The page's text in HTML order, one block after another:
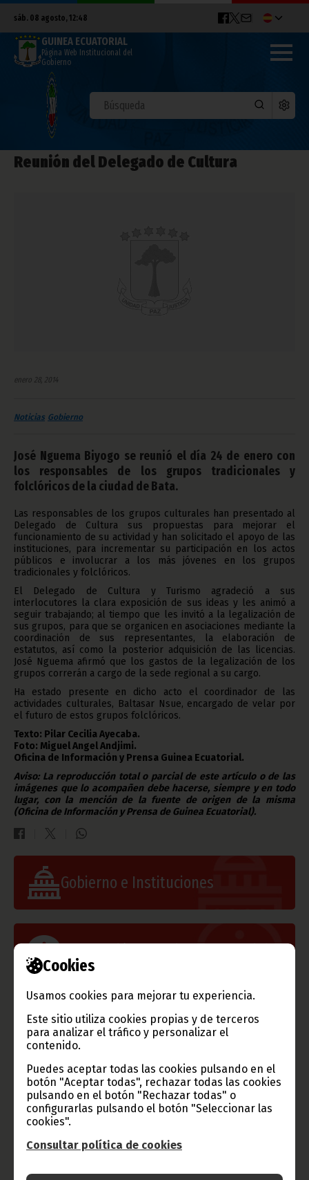
Cookies
Usamos cookies para mejorar tu experiencia.
Este sitio utiliza cookies propias y de terceros
para analizar el tráfico y personalizar el
contenido.
Puedes aceptar todas las cookies pulsando en el
botón "Aceptar todas", rechazar todas las cookies
pulsando en el botón "Rechazar todas" o
configurarlas pulsando el botón "Seleccionar las
cookies".
Consultar política de cookies
sáb. 08 agosto, 12:48
GUINEA ECUATORIAL
Página Web Institucional del
Gobierno
Reunión del Delegado de Cultura
enero 28, 2014
Noticias Gobierno
José Nguema Biyogo se reunió el día 24 de enero con
los responsables de los grupos tradicionales y
folclóricos de la ciudad de Bata.
Las responsables de los grupos culturales han presentado al
Delegado de Cultura sus propuestas para mejorar el
funcionamiento de su actividad y han solicitado el apoyo de las
instituciones, para incrementar su participación en los actos
públicos e involucrar a los más jóvenes en los grupos
tradicionales y folclóricos.
El Delegado de Cultura y Turismo agradeció a sus
interlocutores la clara exposición de sus ideas y les animó a
seguir trabajando; al tiempo que les invitó a la legalización de
sus grupos, para que se organicen en asociaciones mediante la
coordinación de sus representantes, la elaboración de
estatutos, así como la posterior adquisición de las licencias.
José Nguema afirmó que los gastos de la legalización de los
grupos correrán a cargo de la sede regional a su cargo.
Ha estado presente en dicho acto el coordinador de las
actividades culturales, Baltasar Nsue, encargado de velar por
el futuro de estos grupos folclóricos.
Texto: Pilar Cecilia Ayecaba.
Foto: Miguel Angel Andjimi.
Oficina de Información y Prensa Guinea Ecuatorial.
Aviso: La reproducción total o parcial de este artículo o de las
imágenes que lo acompañen debe hacerse, siempre y en todo
lugar, con la mención de la fuente de origen de la misma
(Oficina de Información y Prensa de Guinea Ecuatorial).
Gobierno e Instituciones
Información de Guinea Ecuatorial
TVGE
Radio Nacional de Guinea
Ecuatorial
Haz click aquí para escuchar ahora